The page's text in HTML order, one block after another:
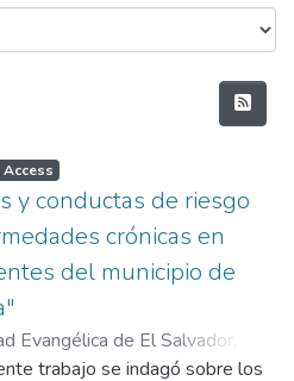
Access
y conductas de riesgo
crónicas en
del municipio de
Evangélica de El Salvador,
Marquina, Ana Milena;Penado
trabajo se indagó sobre los